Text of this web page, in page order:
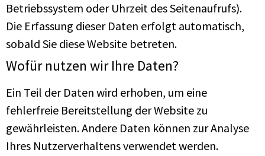
Betriebssystem oder Uhrzeit des Seitenaufrufs).
Die Erfassung dieser Daten erfolgt automatisch,
sobald Sie diese Website betreten.
Wofür nutzen wir Ihre Daten?
Ein Teil der Daten wird erhoben, um eine
fehlerfreie Bereitstellung der Website zu
gewährleisten. Andere Daten können zur Analyse
Ihres Nutzerverhaltens verwendet werden.